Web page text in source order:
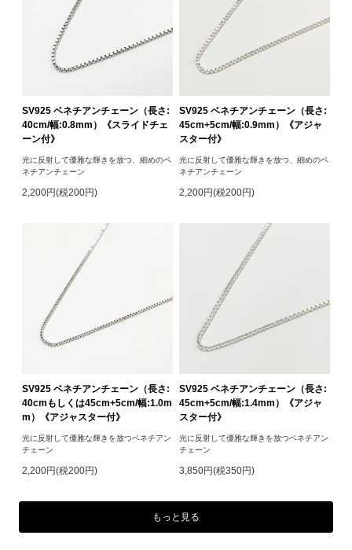
SV925 ベネチアンチェーン（長さ:
40cm/幅:0.8mm）《スライドチェ
ーン付》
光に反射して優雅な輝きを放つ、細めのベ
ネチアンチェーン
2,200円(税200円)
SV925 ベネチアンチェーン（長さ:
45cm+5cm/幅:0.9mm）《アジャ
スター付》
光に反射して優雅な輝きを放つ、細めのベ
ネチアンチェーン
2,200円(税200円)
SV925 ベネチアンチェーン（長さ:
40cmもしくは45cm+5cm/幅:1.0m
m）《アジャスター付》
光に反射して優雅な輝きを放つベネチアン
チェーン
2,200円(税200円)
SV925 ベネチアンチェーン（長さ:
45cm+5cm/幅:1.4mm）《アジャ
スター付》
光に反射して優雅な輝きを放つベネチアン
チェーン
3,850円(税350円)
もっと見る